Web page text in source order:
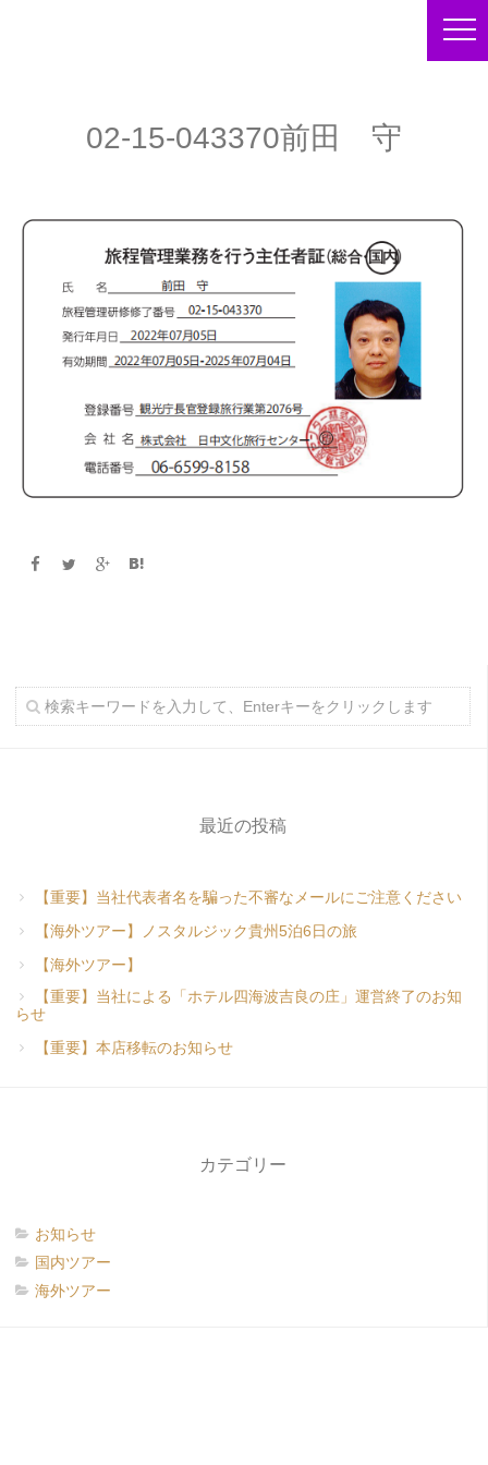
02-15-043370前田 守
最近の投稿
【重要】当社代表者名を騙った不審なメールにご注意ください
【海外ツアー】ノスタルジック貴州5泊6日の旅
【海外ツアー】
【重要】当社による「ホテル四海波吉良の庄」運営終了のお知
らせ
【重要】本店移転のお知らせ
カテゴリー
お知らせ
国内ツアー
海外ツアー